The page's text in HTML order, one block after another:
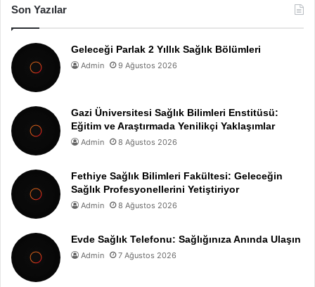
Son Yazılar
Geleceği Parlak 2 Yıllık Sağlık Bölümleri
Admin 9 Ağustos 2026
Gazi Üniversitesi Sağlık Bilimleri Enstitüsü:
Eğitim ve Araştırmada Yenilikçi Yaklaşımlar
Admin 8 Ağustos 2026
Fethiye Sağlık Bilimleri Fakültesi: Geleceğin
Sağlık Profesyonellerini Yetiştiriyor
Admin 8 Ağustos 2026
Evde Sağlık Telefonu: Sağlığınıza Anında Ulaşın
Admin 7 Ağustos 2026